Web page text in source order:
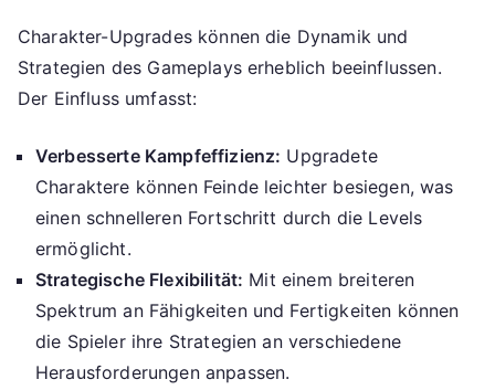
Charakter-Upgrades können die Dynamik und
Strategien des Gameplays erheblich beeinflussen.
Der Einfluss umfasst:
Verbesserte Kampfeffizienz: Upgradete
Charaktere können Feinde leichter besiegen, was
einen schnelleren Fortschritt durch die Levels
ermöglicht.
Strategische Flexibilität: Mit einem breiteren
Spektrum an Fähigkeiten und Fertigkeiten können
die Spieler ihre Strategien an verschiedene
Herausforderungen anpassen.